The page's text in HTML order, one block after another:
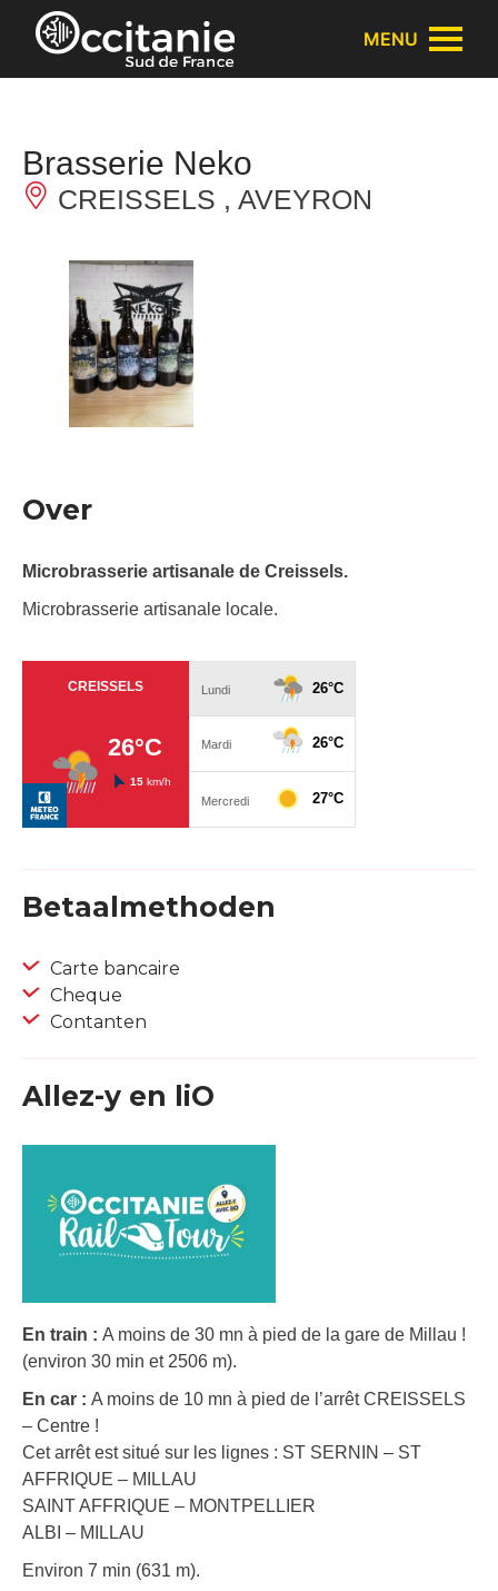
Cookies beheer paneel
MENU
Brasserie Neko
CREISSELS , AVEYRON
Over
Microbrasserie artisanale de Creissels.
Microbrasserie artisanale locale.
Betaalmethoden
Carte bancaire
Cheque
Contanten
Allez-y en liO
En train : A moins de 30 mn à pied de la gare de Millau !
(environ 30 min et 2506 m).
En car : A moins de 10 mn à pied de l’arrêt CREISSELS
– Centre !
Cet arrêt est situé sur les lignes : ST SERNIN – ST
AFFRIQUE – MILLAU
SAINT AFFRIQUE – MONTPELLIER
ALBI – MILLAU
Environ 7 min (631 m).